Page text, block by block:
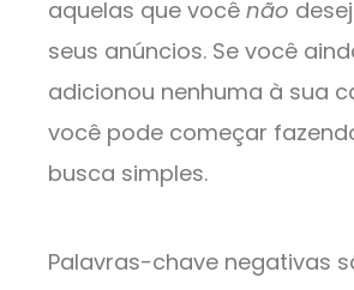
aquelas que você não
seus anúncios. Se você
adicionou nenhuma à sua
você pode começar
busca simples.
Palavras-chave negativas